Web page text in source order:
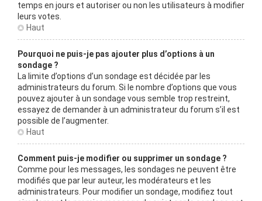
temps en jours et autoriser ou non les utilisateurs à modifier
leurs votes.
Haut
Pourquoi ne puis-je pas ajouter plus d’options à un
sondage ?
La limite d’options d’un sondage est décidée par les
administrateurs du forum. Si le nombre d’options que vous
pouvez ajouter à un sondage vous semble trop restreint,
essayez de demander à un administrateur du forum s’il est
possible de l’augmenter.
Haut
Comment puis-je modifier ou supprimer un sondage ?
Comme pour les messages, les sondages ne peuvent être
modifiés que par leur auteur, les modérateurs et les
administrateurs. Pour modifier un sondage, modifiez tout